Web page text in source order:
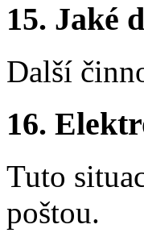
15. Jaké
Další
16.
Tuto
poštou.